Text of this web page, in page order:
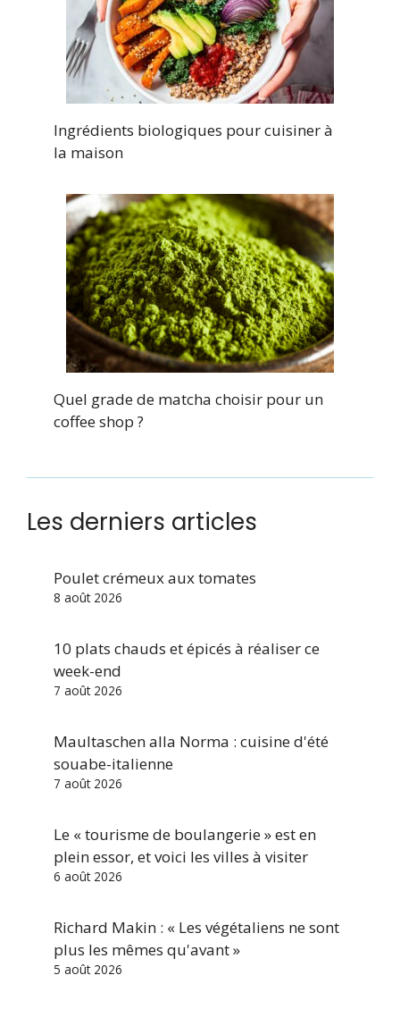
Ingrédients biologiques pour cuisiner à
la maison
Quel grade de matcha choisir pour un
coffee shop ?
Les derniers articles
Poulet crémeux aux tomates
8 août 2026
10 plats chauds et épicés à réaliser ce
week-end
7 août 2026
Maultaschen alla Norma : cuisine d'été
souabe-italienne
7 août 2026
Le « tourisme de boulangerie » est en
plein essor, et voici les villes à visiter
6 août 2026
Richard Makin : « Les végétaliens ne sont
plus les mêmes qu'avant »
5 août 2026